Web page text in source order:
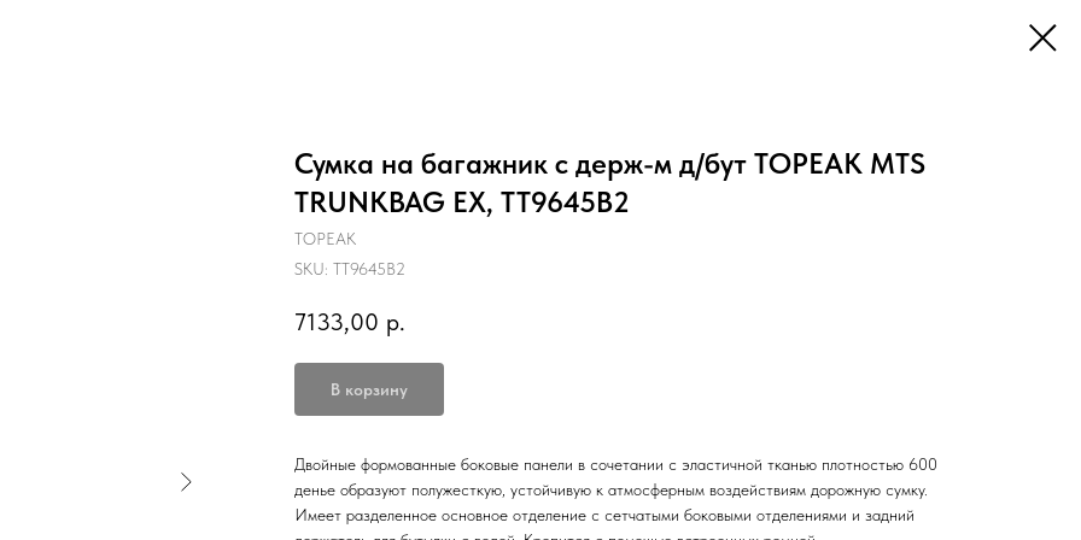
Сумка на багажник с держ-м д/бут TOPEAK MTS
TRUNKBAG EX, TT9645B2
TOPEAK
SKU: TT9645B2
7133,00 р.
В корзину
Двойные формованные боковые панели в сочетании с эластичной тканью плотностью 600
денье образуют полужесткую, устойчивую к атмосферным воздействиям дорожную сумку.
Имеет разделенное основное отделение с сетчатыми боковыми отделениями и задний